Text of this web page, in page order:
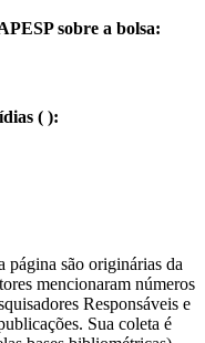
sobre a bolsa:
( ):
página são originárias da
mencionaram números
Responsáveis e
Sua coleta é